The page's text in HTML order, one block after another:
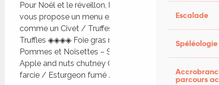
Escalade
Spéléologie
parcours
Pour Noël et le réveillon, le restaurant Les Dodus
vous propose un menu exceptionnel. Betteraves
comme un Civet / Truffes – Beetroots stewed /
Truffles ◈◈◈◈ Foie gras mi-cuit / Chutney
Pommes et Noisettes – Semi-cooked foie gras /
Apple and nuts chutney OU Pomme de terre
farcie / Esturgeon fumé /...